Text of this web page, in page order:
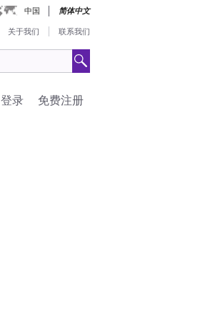
中国 简体中文
关于我们 联系我们
免费注册
登录